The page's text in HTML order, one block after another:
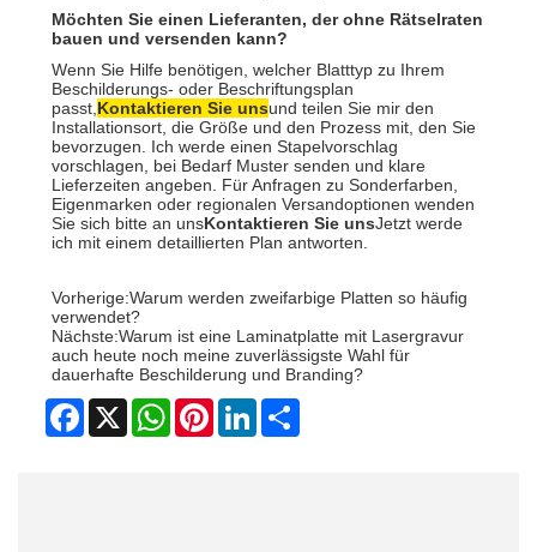
Möchten Sie einen Lieferanten, der ohne Rätselraten
bauen und versenden kann?
Wenn Sie Hilfe benötigen, welcher Blatttyp zu Ihrem
Beschilderungs- oder Beschriftungsplan
passt,Kontaktieren Sie unsund teilen Sie mir den
Installationsort, die Größe und den Prozess mit, den Sie
bevorzugen. Ich werde einen Stapelvorschlag
vorschlagen, bei Bedarf Muster senden und klare
Lieferzeiten angeben. Für Anfragen zu Sonderfarben,
Eigenmarken oder regionalen Versandoptionen wenden
Sie sich bitte an unsKontaktieren Sie unsJetzt werde
ich mit einem detaillierten Plan antworten.
Vorherige:Warum werden zweifarbige Platten so häufig
verwendet?
Nächste:Warum ist eine Laminatplatte mit Lasergravur
auch heute noch meine zuverlässigste Wahl für
dauerhafte Beschilderung und Branding?
Facebook
X WhatsAppPinterestLinkedInShare